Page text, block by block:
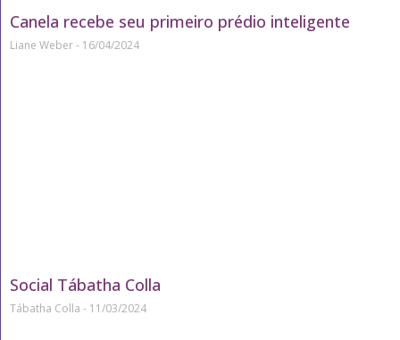
Canela recebe seu primeiro prédio inteligente
Liane Weber 16/04/2024
Social Tábatha Colla
Tábatha Colla 11/03/2024